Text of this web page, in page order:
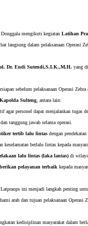
mengikuti kegiatan Latihan
langsung dalam pelaksanaan Operasi
Dr. Endi Sutendi,S.I.K.,M.H. yang
sebelum pelaksanaan Operasi
Sulteng, antara lain:
agar personel dapat menjalankan tugas
tanggung jawab selama operasi.
tertib lalu lintas dengan
keselamatan berlalu lintas kepada
lalu lintas (laka lantas) di
pelayanan terbaik kepada
ini menjadi langkah penting
arah dan tujuan pelaksanaan
kedisiplinan masyarakat dalam